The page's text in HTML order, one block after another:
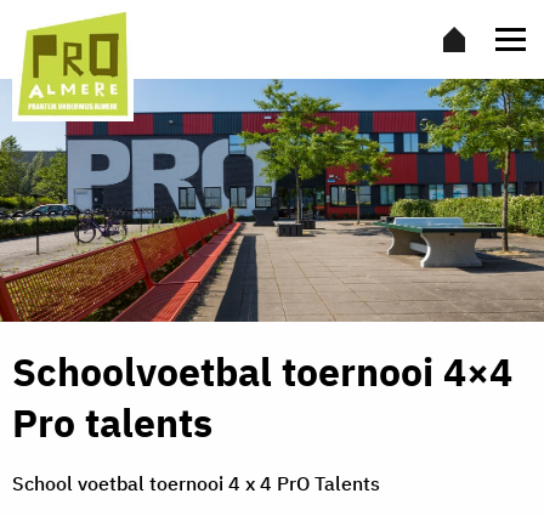
Schoolvoetbal toernooi 4×4
Pro talents
School voetbal toernooi 4 x 4 PrO Talents